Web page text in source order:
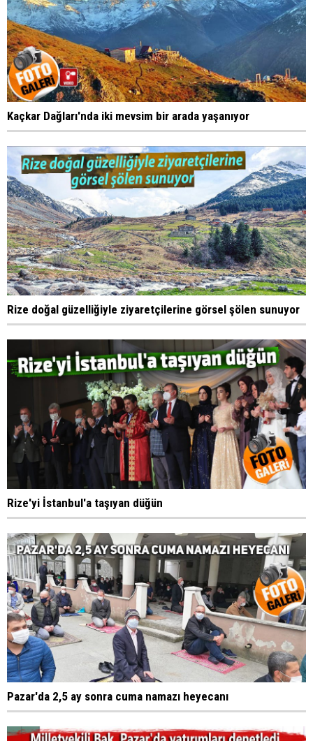
Kaçkar Dağları'nda iki mevsim bir arada yaşanıyor
Rize doğal güzelliğiyle ziyaretçilerine görsel şölen sunuyor
Rize'yi İstanbul'a taşıyan düğün
Pazar'da 2,5 ay sonra cuma namazı heyecanı